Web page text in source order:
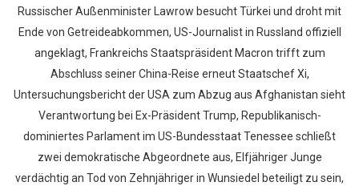
Russischer Außenminister Lawrow besucht Türkei und droht mit
Ende von Getreideabkommen, US-Journalist in Russland offiziell
angeklagt, Frankreichs Staatspräsident Macron trifft zum
Abschluss seiner China-Reise erneut Staatschef Xi,
Untersuchungsbericht der USA zum Abzug aus Afghanistan sieht
Verantwortung bei Ex-Präsident Trump, Republikanisch-
dominiertes Parlament im US-Bundesstaat Tenessee schließt
zwei demokratische Abgeordnete aus, Elfjähriger Junge
verdächtig an Tod von Zehnjähriger in Wunsiedel beteiligt zu sein,